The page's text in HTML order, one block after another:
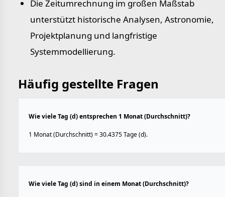
Die Zeitumrechnung im großen Maßstab
unterstützt historische Analysen, Astronomie,
Projektplanung und langfristige
Systemmodellierung.
Häufig gestellte Fragen
Wie viele Tag (d) entsprechen 1 Monat (Durchschnitt)?
1 Monat (Durchschnitt) = 30.4375 Tage (d).
Wie viele Tag (d) sind in einem Monat (Durchschnitt)?